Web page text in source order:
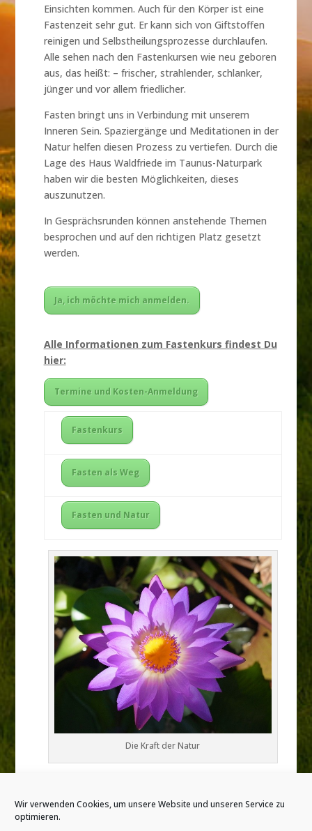
Wir verwenden Cookies, um unsere Website und unseren Service zu
optimieren.
Einsichten kommen. Auch für den Körper ist eine
Fastenzeit sehr gut. Er kann sich von Giftstoffen
reinigen und Selbstheilungsprozesse durchlaufen.
Alle sehen nach den Fastenkursen wie neu geboren
aus, das heißt: – frischer, strahlender, schlanker,
jünger und vor allem friedlicher.
Fasten bringt uns in Verbindung mit unserem
Inneren Sein. Spaziergänge und Meditationen in der
Natur helfen diesen Prozess zu vertiefen. Durch die
Lage des Haus Waldfriede im Taunus-Naturpark
haben wir die besten Möglichkeiten, dieses
auszunutzen.
In Gesprächsrunden können anstehende Themen
besprochen und auf den richtigen Platz gesetzt
werden.
Ja, ich möchte mich anmelden.
Alle Informationen zum Fastenkurs findest Du
hier:
Termine und Kosten-Anmeldung
Fastenkurs
Fasten als Weg
Fasten und Natur
Die Kraft der Natur